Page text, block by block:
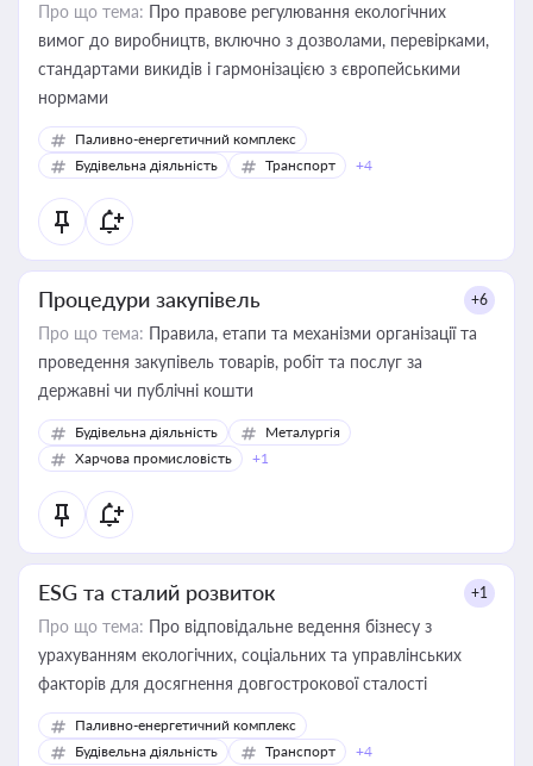
Про що тема: Про правове регулювання екологічних
вимог до виробництв, включно з дозволами, перевірками,
стандартами викидів і гармонізацією з європейськими
нормами
Паливно-енергетичний комплекс
Будівельна діяльність
Транспорт +4
Процедури закупівель +6
Про що тема: Правила, етапи та механізми організації та
проведення закупівель товарів, робіт та послуг за
державні чи публічні кошти
Будівельна діяльність
Металургія
Харчова промисловість
+1
ESG та сталий розвиток +1
Про що тема: Про відповідальне ведення бізнесу з
урахуванням екологічних, соціальних та управлінських
факторів для досягнення довгострокової сталості
Паливно-енергетичний комплекс
Будівельна діяльність
Транспорт +4